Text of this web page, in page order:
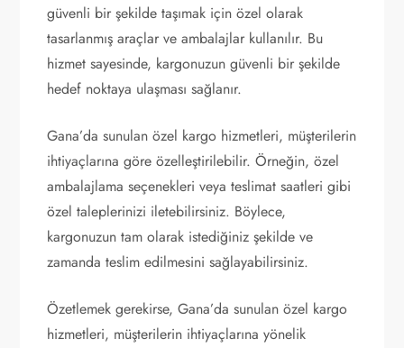
güvenli bir şekilde taşımak için özel olarak
tasarlanmış araçlar ve ambalajlar kullanılır. Bu
hizmet sayesinde, kargonuzun güvenli bir şekilde
hedef noktaya ulaşması sağlanır.
Gana’da sunulan özel kargo hizmetleri, müşterilerin
ihtiyaçlarına göre özelleştirilebilir. Örneğin, özel
ambalajlama seçenekleri veya teslimat saatleri gibi
özel taleplerinizi iletebilirsiniz. Böylece,
kargonuzun tam olarak istediğiniz şekilde ve
zamanda teslim edilmesini sağlayabilirsiniz.
Özetlemek gerekirse, Gana’da sunulan özel kargo
hizmetleri, müşterilerin ihtiyaçlarına yönelik